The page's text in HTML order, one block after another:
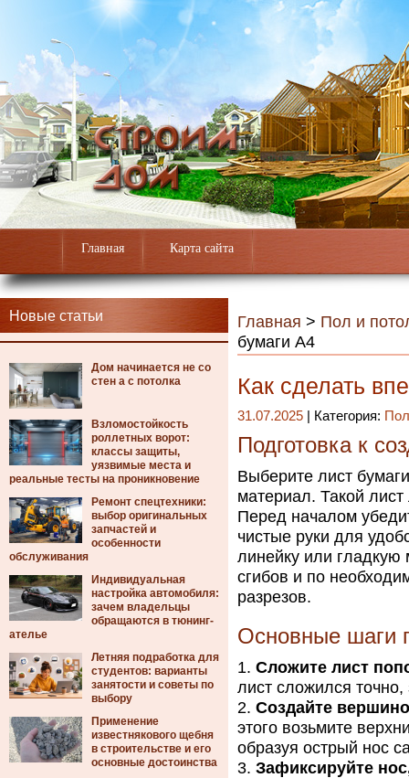
Главная Карта сайта
Новые статьи
Дом начинается не со
стен а с потолка
Взломостойкость
роллетных ворот:
классы защиты,
уязвимые места и
реальные тесты на проникновение
Ремонт спецтехники:
выбор оригинальных
запчастей и
особенности
обслуживания
Индивидуальная
настройка автомобиля:
зачем владельцы
обращаются в тюнинг-
ателье
Летняя подработка для
студентов: варианты
занятости и советы по
выбору
Применение
известнякового щебня
в строительстве и его
основные достоинства
Главная > Пол и
бумаги А4
Как сделать
31.07.2025 | Категория:
Подготовка к
Выберите лист
материал. Такой
Перед началом
чистые руки для
линейку или гладкую
сгибов и по
разрезов.
Основные шаги
Сложите лист
лист сложился точно,
Создайте
этого возьмите
образуя острый нос
Зафиксируйте